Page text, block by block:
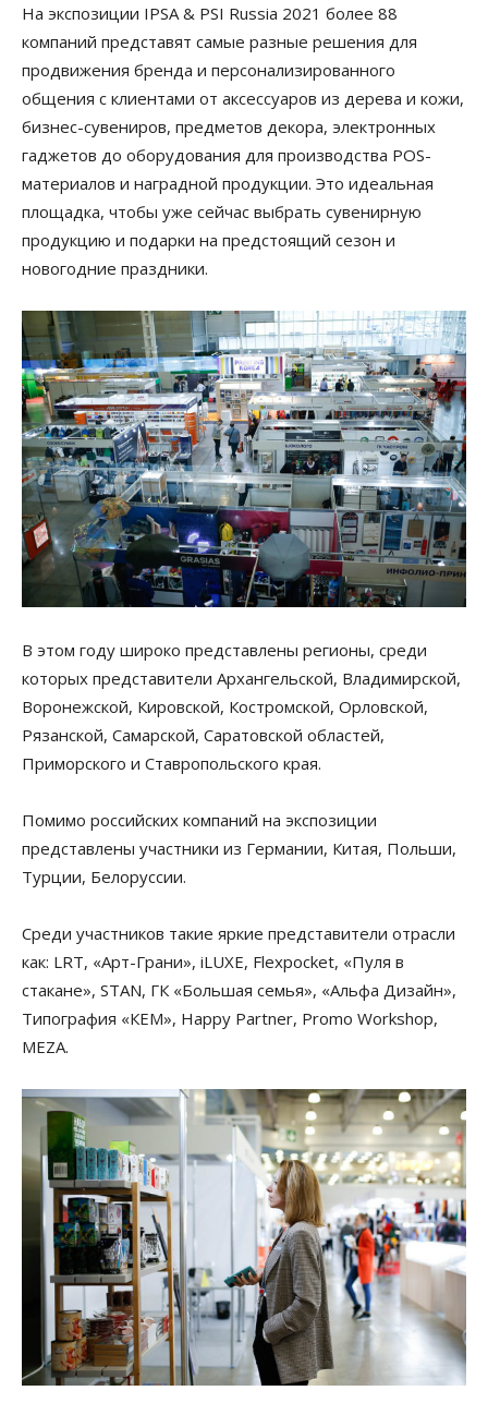
На экспозиции IPSA & PSI Russia 2021 более 88
компаний представят самые разные решения для
продвижения бренда и персонализированного
общения с клиентами от аксессуаров из дерева и кожи,
бизнес-сувениров, предметов декора, электронных
гаджетов до оборудования для производства POS-
материалов и наградной продукции. Это идеальная
площадка, чтобы уже сейчас выбрать сувенирную
продукцию и подарки на предстоящий сезон и
новогодние праздники.
В этом году широко представлены регионы, среди
которых представители Архангельской, Владимирской,
Воронежской, Кировской, Костромской, Орловской,
Рязанской, Самарской, Саратовской областей,
Приморского и Ставропольского края.
Помимо российских компаний на экспозиции
представлены участники из Германии, Китая, Польши,
Турции, Белоруссии.
Среди участников такие яркие представители отрасли
как: LRT, «Арт-Грани», iLUXE, Flexpocket, «Пуля в
стакане», STAN, ГК «Большая семья», «Альфа Дизайн»,
Типография «КЕМ», Happy Partner, Promo Workshop,
MEZA.